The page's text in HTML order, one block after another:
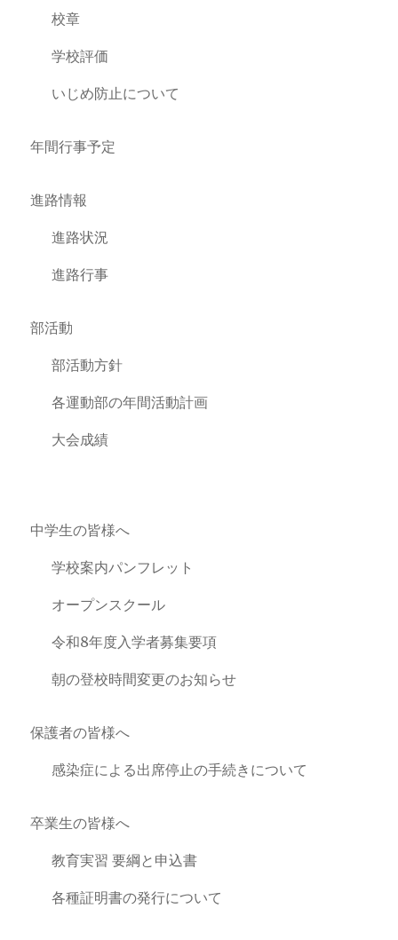
校章
学校評価
いじめ防止について
年間行事予定
進路情報
進路状況
進路行事
部活動
部活動方針
各運動部の年間活動計画
大会成績
中学生の皆様へ
学校案内パンフレット
オープンスクール
令和8年度入学者募集要項
朝の登校時間変更のお知らせ
保護者の皆様へ
感染症による出席停止の手続きについて
卒業生の皆様へ
教育実習 要綱と申込書
各種証明書の発行について